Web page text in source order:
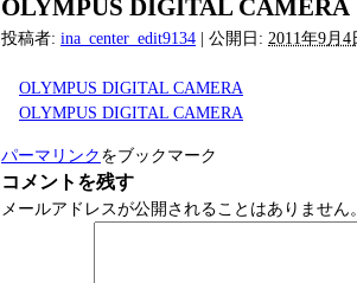
OLYMPUS DIGITAL CAMERA
投稿者: ina_center_edit9134 公開日: 2011年9月4
OLYMPUS DIGITAL CAMERA
OLYMPUS DIGITAL CAMERA
パーマリンク をブックマーク
コメントを残す
メールアドレスが公開されることはありません。